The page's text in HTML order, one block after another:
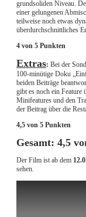
grundsoliden Niveau.
einer gelungenen
teilweise noch etwas
überdurchschnittliches
4 von 5 Punkten
Extras: Bei der
100-minütige Doku
beiden Beiträge
gibt es noch ein Feature
Minifeatures und den
der Beitrag über die
4,5 von 5 Punkten
Gesamt: 4,5
Der Film ist ab dem
sehen.